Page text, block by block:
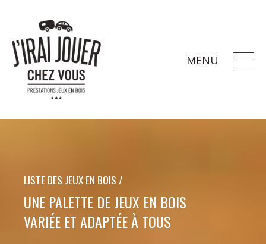
MENU
LISTE DES JEUX EN BOIS /
UNE PALETTE DE JEUX EN BOIS
VARIÉE ET ADAPTÉE À TOUS